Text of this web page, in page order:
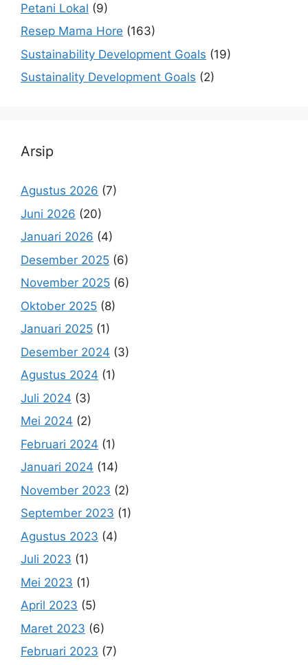
Petani Lokal (9)
Resep Mama Hore (163)
Sustainability Development Goals (19)
Sustainality Development Goals (2)
Arsip
Agustus 2026 (7)
Juni 2026 (20)
Januari 2026 (4)
Desember 2025 (6)
November 2025 (6)
Oktober 2025 (8)
Januari 2025 (1)
Desember 2024 (3)
Agustus 2024 (1)
Juli 2024 (3)
Mei 2024 (2)
Februari 2024 (1)
Januari 2024 (14)
November 2023 (2)
September 2023 (1)
Agustus 2023 (4)
Juli 2023 (1)
Mei 2023 (1)
April 2023 (5)
Maret 2023 (6)
Februari 2023 (7)